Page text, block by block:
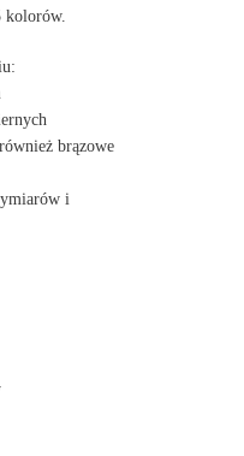
brązowe
i